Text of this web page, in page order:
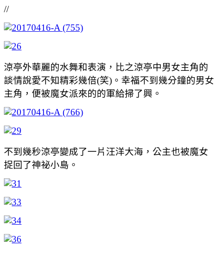
//
涼亭外華麗的水舞和表演，比之涼亭中男女主角的
談情說愛不知精彩幾倍(笑)。幸福不到幾分鐘的男女
主角，便被魔女派來的的軍給掃了興。
不到幾秒涼亭變成了一片汪洋大海，公主也被魔女
捉回了神祕小島。